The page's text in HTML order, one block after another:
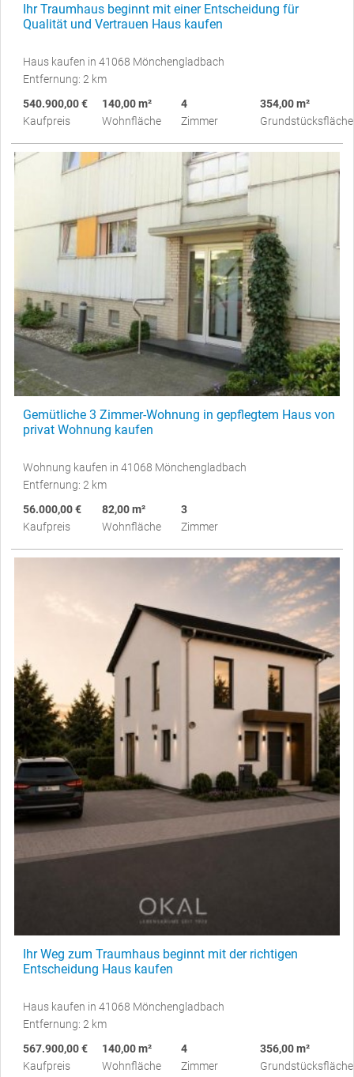
Ihr Traumhaus beginnt mit einer Entscheidung für
Qualität und Vertrauen Haus kaufen
Haus kaufen in 41068 Mönchengladbach
Entfernung: 2 km
540.900,00 €
Kaufpreis
140,00 m²
Wohnfläche
4
Zimmer
354,00 m²
Grundstücksfläche
Gemütliche 3 Zimmer-Wohnung in gepflegtem Haus von
privat Wohnung kaufen
Wohnung kaufen in 41068 Mönchengladbach
Entfernung: 2 km
56.000,00 €
Kaufpreis
82,00 m²
Wohnfläche
3
Zimmer
Ihr Weg zum Traumhaus beginnt mit der richtigen
Entscheidung Haus kaufen
Haus kaufen in 41068 Mönchengladbach
Entfernung: 2 km
567.900,00 €
Kaufpreis
140,00 m²
Wohnfläche
4
Zimmer
356,00 m²
Grundstücksfläche